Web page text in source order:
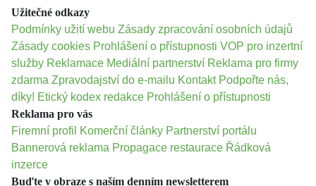
Užitečné odkazy
Podmínky užití webu Zásady zpracování osobních údajů
Zásady cookies Prohlášení o přístupnosti VOP pro inzertní
služby Reklamace Mediální partnerství Reklama pro firmy
zdarma Zpravodajství do e-mailu Kontakt Podpořte nás,
díky! Etický kodex redakce Prohlášení o přístupnosti
Reklama pro vás
Firemní profil
Komerční články Partnerství portálu
Bannerová reklama Propagace restaurace Řádková
inzerce
Buďte v obraze s naším denním newsletterem